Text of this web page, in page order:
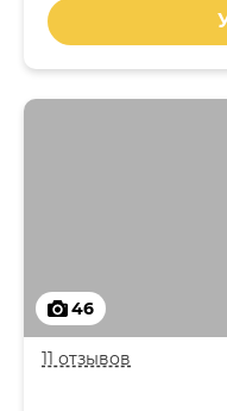
46
11 отзывов